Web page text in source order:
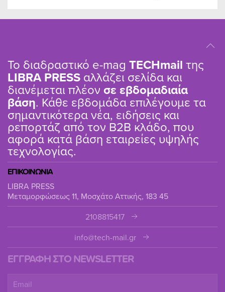
Το διαδραστικό e-mag TΕCHmail της
LIBRA PRESS αλλάζει σελίδα και
διανέμεται πλέον σε εβδομαδιαία
βάση. Κάθε εβδομάδα επιλέγουμε τα
σημαντικότερα νέα, ειδήσεις και
ρεπορτάζ από τον B2B κλάδο, που
αφορά κατά βάση εταιρείες υψηλής
τεχνολογίας.
ΕΠΙΚΟΙΝΩΝΙΑ
LIBRA PRESS
Μεταμορφώσεως 11, Μοσχάτο Αττικής, 183 45
2108815417
info@tech-mail.gr
ΕΓΓΡΑΦΗ ΣΤΟ NEWSLETTER